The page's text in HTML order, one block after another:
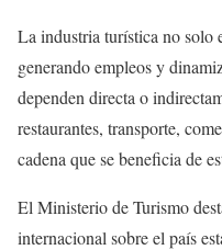
La industria turística no solo
generando empleos y
dependen directa o
restaurantes, transporte,
cadena que se beneficia de
El Ministerio de Turismo
internacional sobre el país